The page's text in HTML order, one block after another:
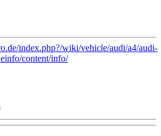
index.php?/wiki/vehicle/audi/a4/audi-
content/info/